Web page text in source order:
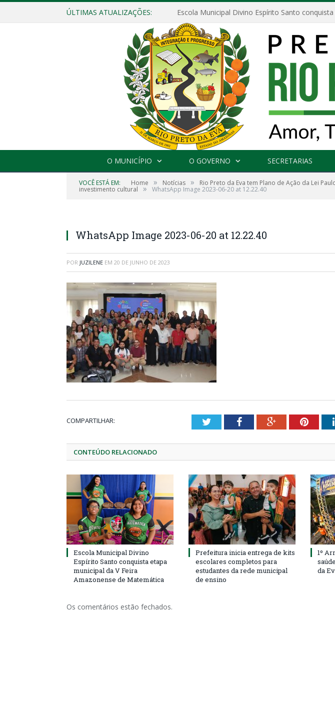
ÚLTIMAS ATUALIZAÇÕES:
O MUNICÍPIO O GOVERNO SECRETARIAS
VOCÊ ESTÁ EM: Home » Notícias » Rio Preto da Eva tem Plano de Ação da Lei
investimento cultural » WhatsApp Image 2023-06-20 at 12.22.40
WhatsApp Image 2023-06-20 at 12.22.40
POR JUZILENE EM 20 DE JUNHO DE 2023
COMPARTILHAR: TwitterFacebookGoogle+
CONTEÚDO RELACIONADO
Escola Municipal Divino
Espírito Santo conquista etapa
municipal da V Feira
Amazonense de Matemática
Prefeitura inicia entrega de kits
escolares completos para
estudantes da rede municipal
de ensino
1º
da
Os comentários estão fechados.